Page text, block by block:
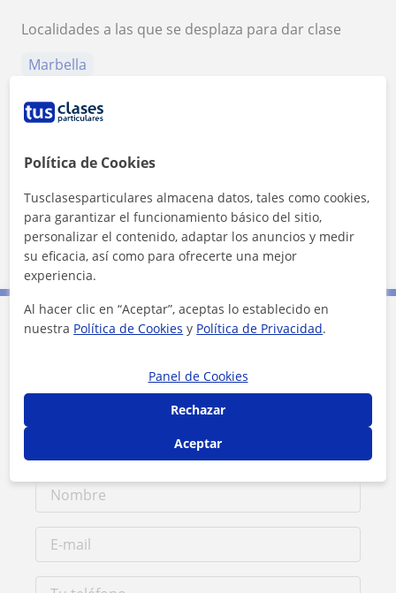
Localidades a las que se desplaza para dar clase
Marbella
+ −
5 km
3 mi
Leaflet | ©OpenStreetMap
Contacta con Julia
Tarifa 10€/h
Política de Cookies
Tusclasesparticulares almacena datos, tales como cookies,
para garantizar el funcionamiento básico del sitio,
personalizar el contenido, adaptar los anuncios y medir
su eficacia, así como para ofrecerte una mejor
experiencia.
Al hacer clic en “Aceptar”, aceptas lo establecido en
nuestra Política de Cookies y Política de Privacidad.
Panel de Cookies
Rechazar
Aceptar